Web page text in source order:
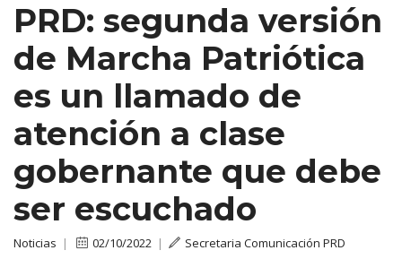
PRD: segunda versión
de Marcha Patriótica
es un llamado de
atención a clase
gobernante que debe
ser escuchado
Noticias | 02/10/2022 | Secretaria Comunicación PRD